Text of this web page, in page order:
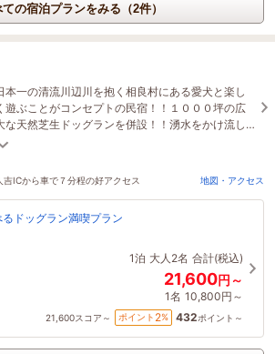
の宿泊プランをみる（2件）
本一の清流川辺川を抱く相良村にある愛犬と楽し
遊ぶことがコンセプトの民宿！！１０００坪の広
な天然芝生ドッグランを併設！！湧水をかけ流し
たドッグプールも完備！！
ICから車で７分程の好アクセス 地図・アクセス
ドッグラン満喫プラン
1泊 大人2名 合計(税込)
21,600円～
1名 10,800円～
21,600スコア～ ポイント 2% 432ポイント～